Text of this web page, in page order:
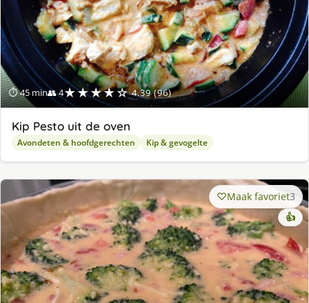
⏱ 45 min👥 4★★★★☆ 4.39 (96)
Kip Pesto uit de oven
Avondeten & hoofdgerechten Kip & gevogelte
Maak favoriet3
👍